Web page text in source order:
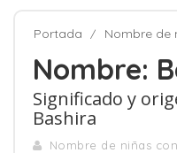
Portada Nombre de
Nombre:
Significado y
Bashira
Nombre de niñas